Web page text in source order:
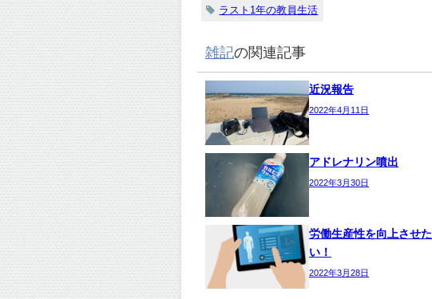
ラスト1年の教員生活
雑記の関連記事
近況報告
2022年4月11日
アドレナリン噴出
2022年3月30日
労働生産性を向上させた
い！
2022年3月28日